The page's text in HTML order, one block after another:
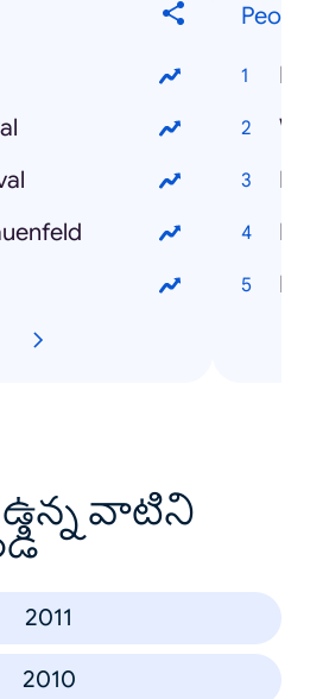
ఉన్న వాటిని
2011
2010